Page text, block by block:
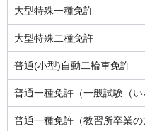
大型特殊一種免許
大型特殊二種免許
普通(小型)自動二輪車免許
普通一種免許（一般試験（い
普通一種免許（教習所卒業の